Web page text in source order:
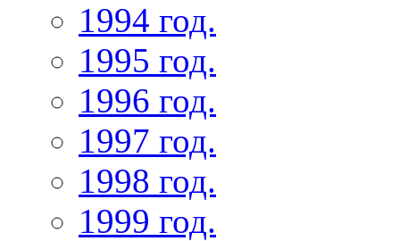
1994 год.
1995 год.
1996 год.
1997 год.
1998 год.
1999 год.